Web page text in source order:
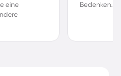
eine
Bedenken.